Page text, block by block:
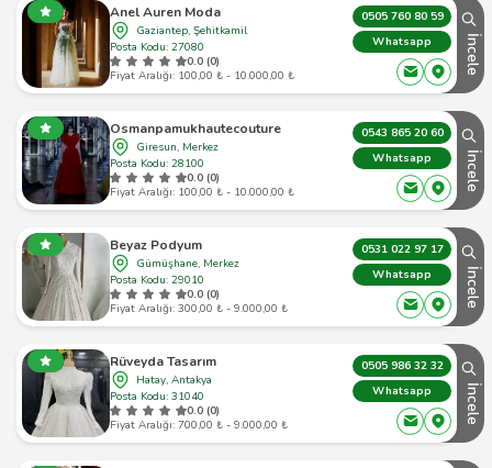
Anel Auren Moda
Gaziantep, Şehitkamil
Posta Kodu: 27080
0.0 (0)
Fiyat Aralığı: 100,00 ₺ - 10.000,00 ₺
0505 760 80 59
Whatsapp
İncele
Osmanpamukhautecouture
Giresun, Merkez
Posta Kodu: 28100
0.0 (0)
Fiyat Aralığı: 100,00 ₺ - 10.000,00 ₺
0543 865 20 60
Whatsapp
İncele
Beyaz Podyum
Gümüşhane, Merkez
Posta Kodu: 29010
0.0 (0)
Fiyat Aralığı: 300,00 ₺ - 9.000,00 ₺
0531 022 97 17
Whatsapp
İncele
Rüveyda Tasarım
Hatay, Antakya
Posta Kodu: 31040
0.0 (0)
Fiyat Aralığı: 700,00 ₺ - 9.000,00 ₺
0505 986 32 32
Whatsapp
İncele